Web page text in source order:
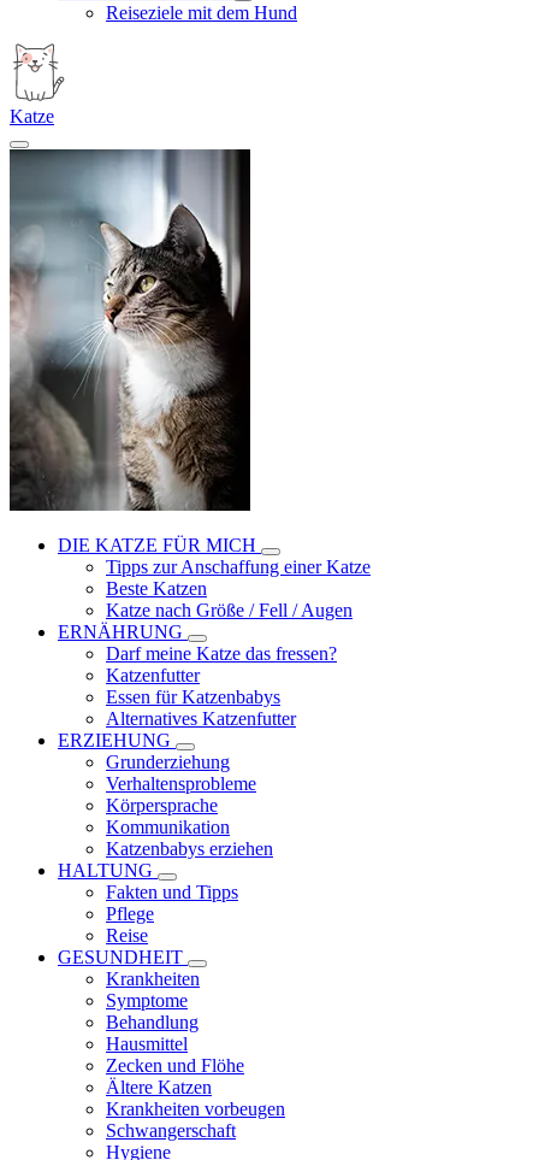
Reiseziele mit dem Hund
Katze
DIE KATZE FÜR MICH
Tipps zur Anschaffung einer Katze
Beste Katzen
Katze nach Größe / Fell / Augen
ERNÄHRUNG
Darf meine Katze das fressen?
Katzenfutter
Essen für Katzenbabys
Alternatives Katzenfutter
ERZIEHUNG
Grunderziehung
Verhaltensprobleme
Körpersprache
Kommunikation
Katzenbabys erziehen
HALTUNG
Fakten und Tipps
Pflege
Reise
GESUNDHEIT
Krankheiten
Symptome
Behandlung
Hausmittel
Zecken und Flöhe
Ältere Katzen
Krankheiten vorbeugen
Schwangerschaft
Hygiene